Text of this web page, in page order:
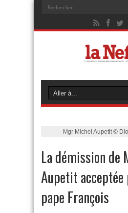
Mgr Michel Aupetit ©
La démission de
Aupetit acceptée
pape François